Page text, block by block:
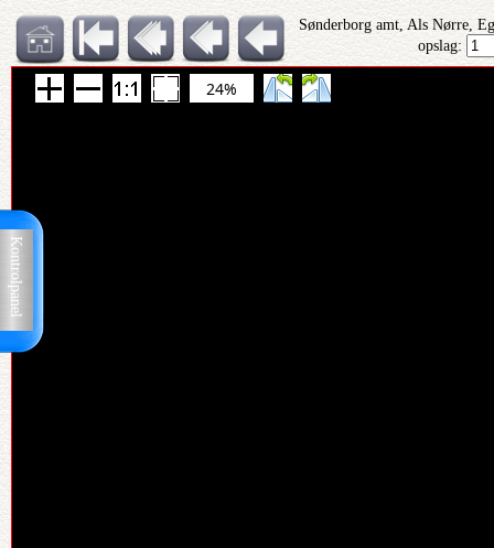
Kontrolpanel
Sønderborg amt, Als Nørre,
opslag:
24%